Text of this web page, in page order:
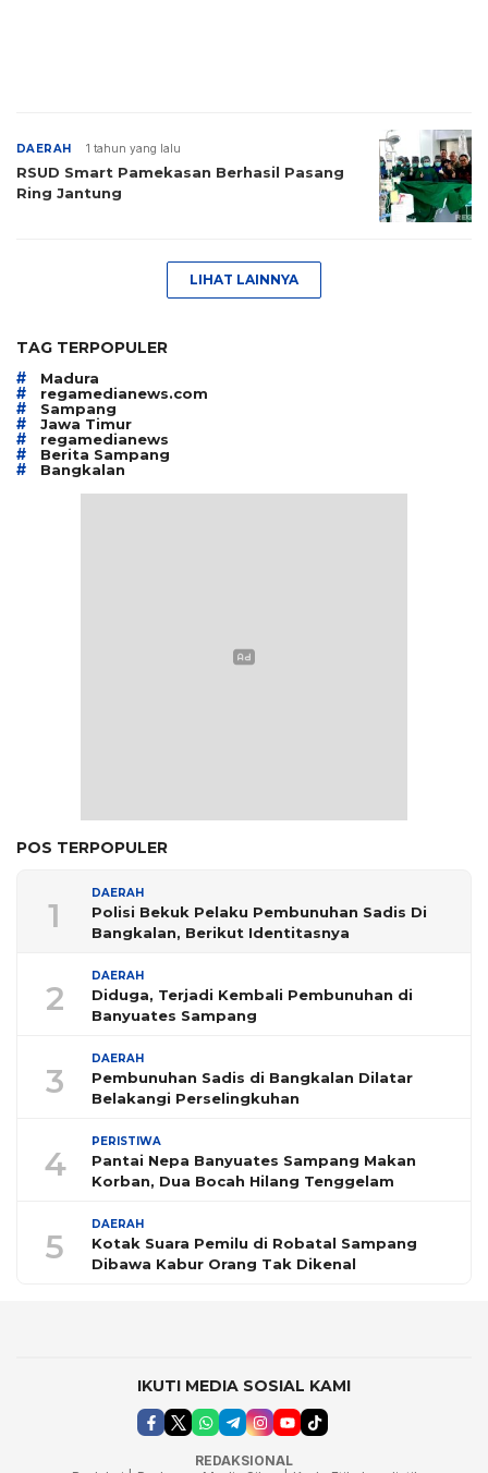
DAERAH 1 tahun yang lalu
RSUD Smart Pamekasan Berhasil Pasang
Ring Jantung
LIHAT LAINNYA
TAG TERPOPULER
# Madura
# regamedianews.com
# Sampang
# Jawa Timur
# regamedianews
# Berita Sampang
# Bangkalan
POS TERPOPULER
1
DAERAH
Polisi Bekuk Pelaku Pembunuhan Sadis Di
Bangkalan, Berikut Identitasnya
2
DAERAH
Diduga, Terjadi Kembali Pembunuhan di
Banyuates Sampang
3
DAERAH
Pembunuhan Sadis di Bangkalan Dilatar
Belakangi Perselingkuhan
4
PERISTIWA
Pantai Nepa Banyuates Sampang Makan
Korban, Dua Bocah Hilang Tenggelam
5
DAERAH
Kotak Suara Pemilu di Robatal Sampang
Dibawa Kabur Orang Tak Dikenal
IKUTI MEDIA SOSIAL KAMI
REDAKSIONAL